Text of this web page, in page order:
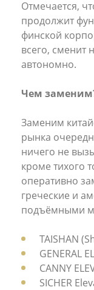
Отмечается,
продолжит
финской
всего, сменит
автономно.
Чем
Заменим
рынка
ничего не
кроме тихого
оперативно
греческие и
подъёмными
TAISHAN
GENERAL
CANNY
SICHER